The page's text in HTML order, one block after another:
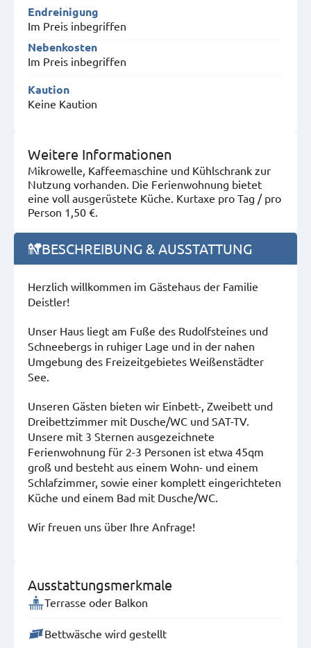
Endreinigung
Im Preis inbegriffen
Nebenkosten
Im Preis inbegriffen
Kaution
Keine Kaution
Weitere Informationen
Mikrowelle, Kaffeemaschine und Kühlschrank zur
Nutzung vorhanden. Die Ferienwohnung bietet
eine voll ausgerüstete Küche. Kurtaxe pro Tag / pro
Person 1,50 €.
BESCHREIBUNG & AUSSTATTUNG
Herzlich willkommen im Gästehaus der Familie
Deistler!
Unser Haus liegt am Fuße des Rudolfsteines und
Schneebergs in ruhiger Lage und in der nahen
Umgebung des Freizeitgebietes Weißenstädter
See.
Unseren Gästen bieten wir Einbett-, Zweibett und
Dreibettzimmer mit Dusche/WC und SAT-TV.
Unsere mit 3 Sternen ausgezeichnete
Ferienwohnung für 2-3 Personen ist etwa 45qm
groß und besteht aus einem Wohn- und einem
Schlafzimmer, sowie einer komplett eingerichteten
Küche und einem Bad mit Dusche/WC.
Wir freuen uns über Ihre Anfrage!
Ausstattungsmerkmale
Terrasse oder Balkon
Bettwäsche wird gestellt